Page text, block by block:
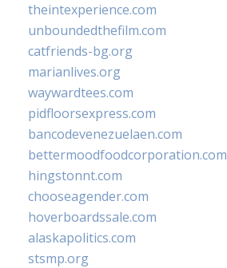
theintexperience.com
unboundedthefilm.com
catfriends-bg.org
marianlives.org
waywardtees.com
pidfloorsexpress.com
bancodevenezuelaen.com
bettermoodfoodcorporation.com
hingstonnt.com
chooseagender.com
hoverboardssale.com
alaskapolitics.com
stsmp.org